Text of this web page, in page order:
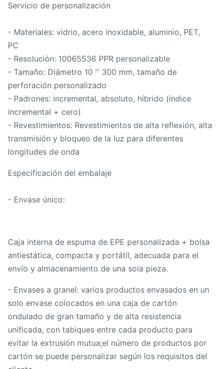
Servicio de personalización
- Materiales: vidrio, acero inoxidable, aluminio, PET,
PC
- Resolución: 10065536 PPR personalizable
- Tamaño: Diámetro 10 ′′ 300 mm, tamaño de
perforación personalizado
- Padrones: incremental, absoluto, híbrido (índice
incremental + cero)
- Revestimientos: Revestimientos de alta reflexión, alta
transmisión y bloqueo de la luz para diferentes
longitudes de onda
Especificación del embalaje
- Envase único:
Caja interna de espuma de EPE personalizada + bolsa
antiestática, compacta y portátil, adecuada para el
envío y almacenamiento de una sola pieza.
- Envases a granel: varios productos envasados en un
solo envase colocados en una caja de cartón
ondulado de gran tamaño y de alta resistencia
unificada, con tabiques entre cada producto para
evitar la extrusión mutua;el número de productos por
cartón se puede personalizar según los requisitos del